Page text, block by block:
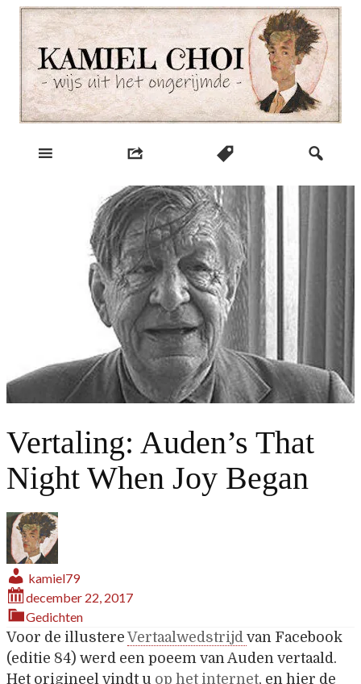
Skip
content
Kamiel Choi
Vertaling: Auden’s That
Night When Joy Began
kamiel79
december 22, 2017
Gedichten
Voor de illustere Vertaalwedstrijd van Facebook
(editie 84) werd een poeem van Auden vertaald.
Het origineel vindt u op het internet, en hier de